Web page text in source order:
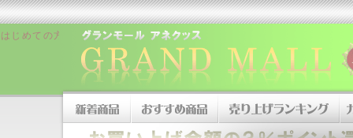
はじめての方へ |販売者について|お支払い方法について